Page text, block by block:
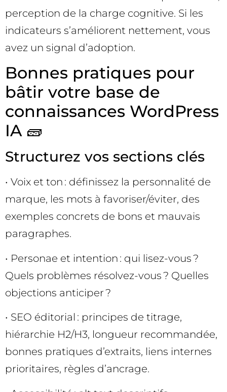
perception de la charge cognitive. Si les
indicateurs s’améliorent nettement, vous
avez un signal d’adoption.
Bonnes pratiques pour
bâtir votre base de
connaissances WordPress
IA 🧱
Structurez vos sections clés
• Voix et ton : définissez la personnalité de
marque, les mots à favoriser/éviter, des
exemples concrets de bons et mauvais
paragraphes.
• Personae et intention : qui lisez-vous ?
Quels problèmes résolvez-vous ? Quelles
objections anticiper ?
• SEO éditorial : principes de titrage,
hiérarchie H2/H3, longueur recommandée,
bonnes pratiques d’extraits, liens internes
prioritaires, règles d’ancrage.